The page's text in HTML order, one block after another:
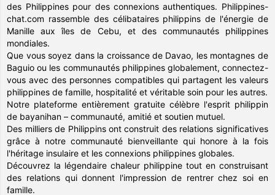
des Philippines pour des connexions authentiques. Philippines-
chat.com rassemble des célibataires philippins de l'énergie de
Manille aux îles de Cebu, et des communautés philippines
mondiales.
Que vous soyez dans la croissance de Davao, les montagnes de
Baguio ou les communautés philippines globalement, connectez-
vous avec des personnes compatibles qui partagent les valeurs
philippines de famille, hospitalité et véritable soin pour les autres.
Notre plateforme entièrement gratuite célèbre l'esprit philippin
de bayanihan – communauté, amitié et soutien mutuel.
Des milliers de Philippins ont construit des relations significatives
grâce à notre communauté bienveillante qui honore à la fois
l'héritage insulaire et les connexions philippines globales.
Découvrez la légendaire chaleur philippine tout en construisant
des relations qui donnent l'impression de rentrer chez soi en
famille.